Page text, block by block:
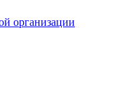
организации